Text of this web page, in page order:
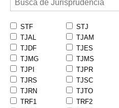
STF STJ
TJAL
TJAM
TJDF
TJES
TJMG
TJMS
TJPI
TJPR
TJRS
TJSC
TJRN
TJTO
TRF1
TRF2